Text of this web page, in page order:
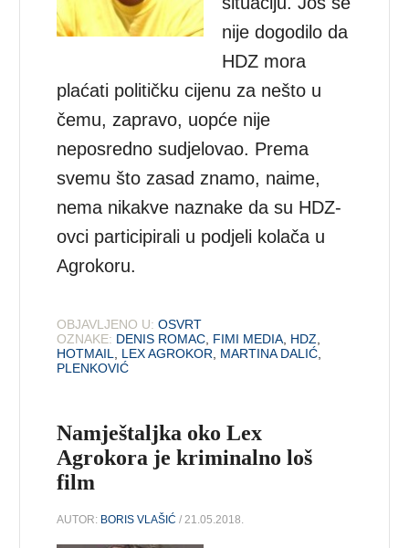
nije dogodilo da
HDZ mora
plaćati političku cijenu za nešto u
čemu, zapravo, uopće nije
neposredno sudjelovao. Prema
svemu što zasad znamo, naime,
nema nikakve naznake da su HDZ-
ovci participirali u podjeli kolača u
Agrokoru.
OBJAVLJENO U: OSVRT
OZNAKE: DENIS ROMAC, FIMI MEDIA, HDZ,
HOTMAIL, LEX AGROKOR, MARTINA DALIĆ,
PLENKOVIĆ
Namještaljka oko Lex
Agrokora je kriminalno loš
film
AUTOR: BORIS VLAŠIĆ / 21.05.2018.